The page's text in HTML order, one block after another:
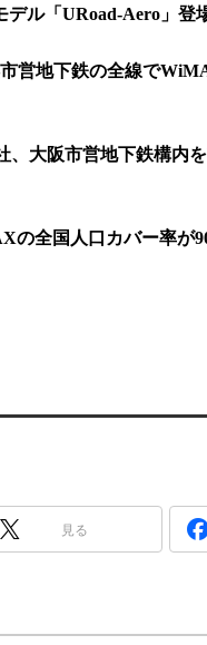
デル「URoad-Aero」登
営地下鉄の全線で
、大阪市営地下鉄構内
の全国人口カバー率が
見る